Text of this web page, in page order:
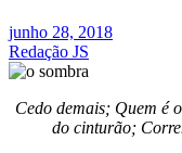
junho 28, 2018
Redação JS
Cedo demais; Quem é
do cinturão;